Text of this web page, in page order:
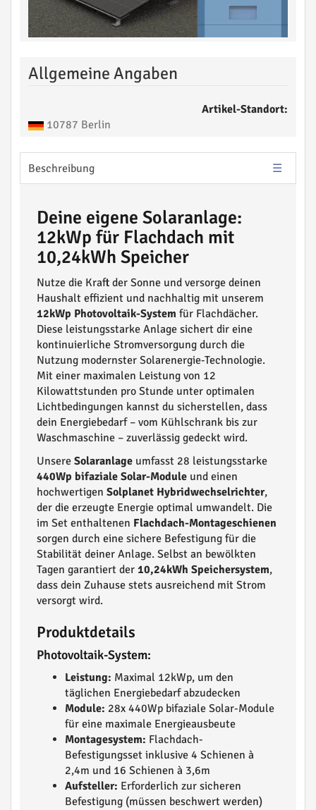
Allgemeine Angaben
Artikel-Standort:
10787 Berlin
Beschreibung
Deine eigene Solaranlage:
12kWp für Flachdach mit
10,24kWh Speicher
Nutze die Kraft der Sonne und versorge deinen
Haushalt effizient und nachhaltig mit unserem
12kWp Photovoltaik-System für Flachdächer.
Diese leistungsstarke Anlage sichert dir eine
kontinuierliche Stromversorgung durch die
Nutzung modernster Solarenergie-Technologie.
Mit einer maximalen Leistung von 12
Kilowattstunden pro Stunde unter optimalen
Lichtbedingungen kannst du sicherstellen, dass
dein Energiebedarf – vom Kühlschrank bis zur
Waschmaschine – zuverlässig gedeckt wird.
Unsere Solaranlage umfasst 28 leistungsstarke
440Wp bifaziale Solar-Module und einen
hochwertigen Solplanet Hybridwechselrichter,
der die erzeugte Energie optimal umwandelt. Die
im Set enthaltenen Flachdach-Montageschienen
sorgen durch eine sichere Befestigung für die
Stabilität deiner Anlage. Selbst an bewölkten
Tagen garantiert der 10,24kWh Speichersystem,
dass dein Zuhause stets ausreichend mit Strom
versorgt wird.
Produktdetails
Photovoltaik-System:
Leistung: Maximal 12kWp, um den
täglichen Energiebedarf abzudecken
Module: 28x 440Wp bifaziale Solar-Module
für eine maximale Energieausbeute
Montagesystem: Flachdach-
Befestigungsset inklusive 4 Schienen à
2,4m und 16 Schienen à 3,6m
Aufsteller: Erforderlich zur sicheren
Befestigung (müssen beschwert werden)